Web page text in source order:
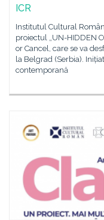
ICR
Institutul Cultural
proiectul „UN-HIDDEN
or Cancel, care se va
la Belgrad (Serbia).
contemporană